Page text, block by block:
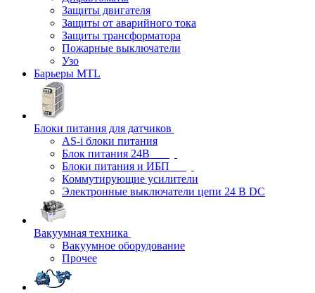
Защиты двигателя
Защиты от аварийного тока
Защиты трансформатора
Пожарные выключатели
Узо
Барьеры MTL
Блоки питания для датчиков
AS-i блоки питания
Блок питания 24В
Блоки питания и ИБП
Коммутирующие усилители
Электронные выключатели цепи 24 В DC
Вакуумная техника
Вакуумное оборудование
Прочее